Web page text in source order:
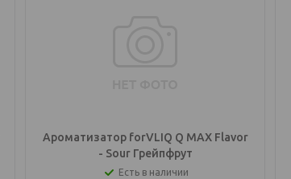
Ароматизатор forVLIQ Q MAX Flavor
- Sour Грейпфрут
Есть в наличии